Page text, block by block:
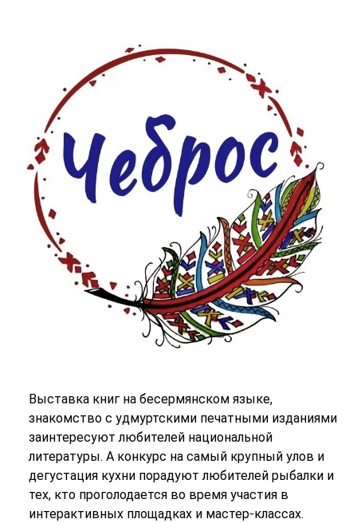
Выставка книг на бесермянском языке,
знакомство с удмуртскими печатными изданиями
заинтересуют любителей национальной
литературы. А конкурс на самый крупный улов и
дегустация кухни порадуют любителей рыбалки и
тех, кто проголодается во время участия в
интерактивных площадках и мастер-классах.